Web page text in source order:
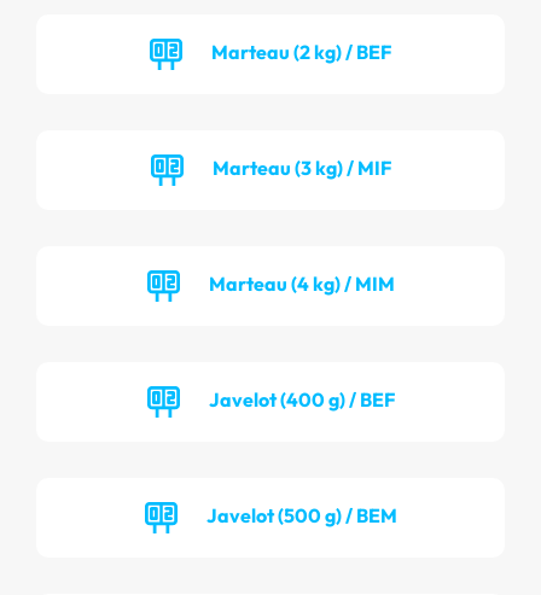
Marteau (2 kg) / BEF
Marteau (3 kg) / MIF
Marteau (4 kg) / MIM
Javelot (400 g) / BEF
Javelot (500 g) / BEM